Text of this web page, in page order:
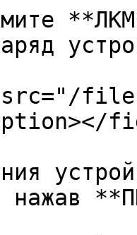
files/
нажав